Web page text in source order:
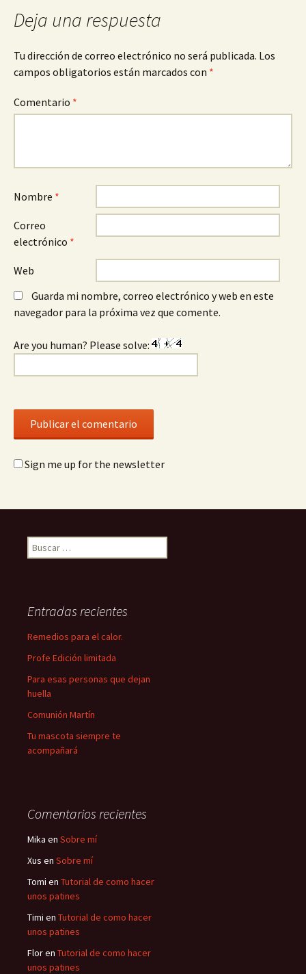
Deja una respuesta
Tu dirección de correo electrónico no será publicada. Los
campos obligatorios están marcados con *
Comentario *
Nombre *
Correo
electrónico *
Web
Guarda mi nombre, correo electrónico y web en este
navegador para la próxima vez que comente.
Are you human? Please solve:
Sign me up for the newsletter
Buscar:
Entradas recientes
Remedios para el calor.
Profe Edición limitada
Para esas personas que dejan
huella
Comunión Martín
Tu mascota siempre te
acompañará
Comentarios recientes
Mika en Sobre mí
Xus en Sobre mí
Tomi en Tutorial de como hacer
unos patines
Timi en Tutorial de como hacer
unos patines
Floren Tutorial de como hacer
unos patines